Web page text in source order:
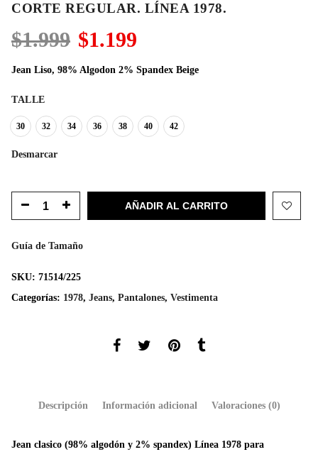
CORTE REGULAR. LÍNEA 1978.
$1.999 El
precio
original
$1.199
actual
Jean Liso, 98% Algodon 2% Spandex Beige
TALLE
30 32 34 36 38 40 42
Desmarcar
AÑADIR AL CARRITO
Guía de Tamaño
SKU: 71514/225
Categorías: 1978, Jeans, Pantalones, Vestimenta
Descripción Información adicional Valoraciones (0)
Jean clasico (98% algodón y 2% spandex) Línea 1978 para